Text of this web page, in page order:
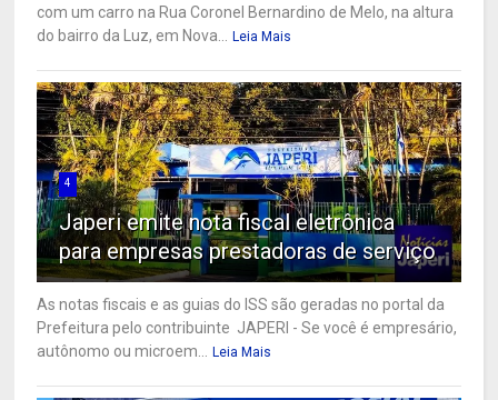
com um carro na Rua Coronel Bernardino de Melo, na altura
do bairro da Luz, em Nova...
Leia Mais
4
Japeri emite nota fiscal eletrônica
para empresas prestadoras de serviço
As notas fiscais e as guias do ISS são geradas no portal da
Prefeitura pelo contribuinte JAPERI - Se você é empresário,
autônomo ou microem...
Leia Mais